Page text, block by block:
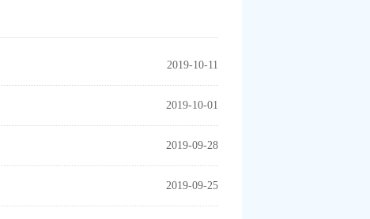
2019-10-11
2019-10-01
2019-09-28
2019-09-25